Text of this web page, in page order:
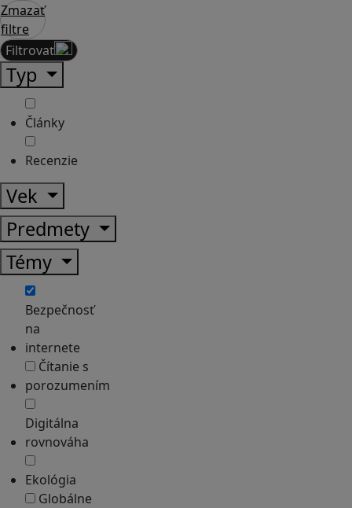
Zmazať
filtre
Filtrovať
Typ
Články
Recenzie
Vek
Predmety
Témy
Bezpečnosť
na
internete
Čítanie s
porozumením
Digitálna
rovnováha
Ekológia
Globálne